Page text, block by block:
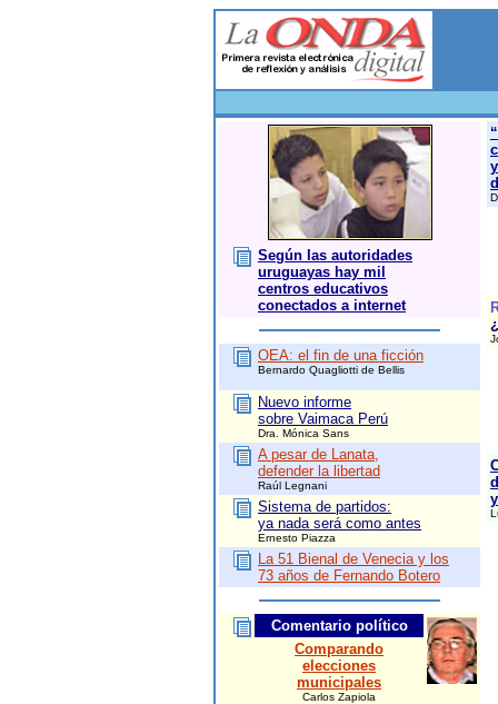
Según las autoridades
uruguayas hay mil
centros educativos
conectados a internet
OEA: el fin de una ficción
Bernardo Quagliotti de Bellis
Nuevo informe
sobre Vaimaca Perú
Dra. Mónica Sans
A pesar de Lanata,
defender la libertad
Raúl Legnani
Sistema de partidos:
ya nada será como antes
Ernesto Piazza
La 51 Bienal de Venecia y los
73 años de Fernando Botero
Comentario político
Comparando
elecciones
municipales
Carlos Zapiola